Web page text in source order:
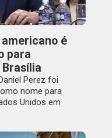
é
para
Brasília
Perez foi
nome para
Unidos em